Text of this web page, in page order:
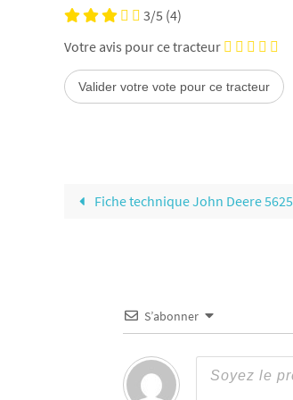
3/5 (4)
Votre avis pour ce tracteur
Fiche technique John Deere 5625
S’abonner